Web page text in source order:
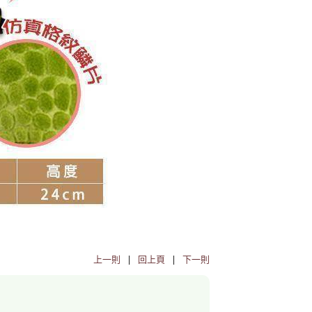
上一則 | 回上頁 | 下一則